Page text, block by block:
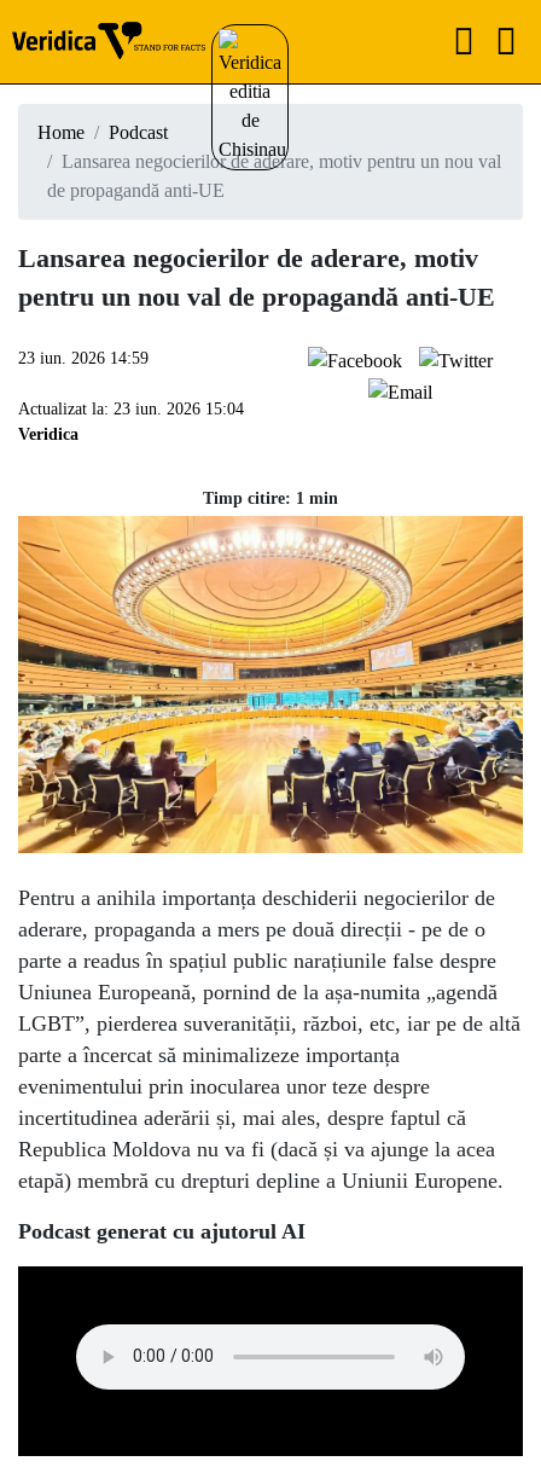
Home
Podcast
Lansarea negocierilor de aderare, motiv pentru un nou val
de propagandă anti-UE
Lansarea negocierilor de aderare, motiv
pentru un nou val de propagandă anti-UE
Pentru a anihila importanța deschiderii negocierilor de
aderare, propaganda a mers pe două direcții - pe de o
parte a readus în spațiul public narațiunile false despre
Uniunea Europeană, pornind de la așa-numita „agendă
LGBT”, pierderea suveranității, război, etc, iar pe de altă
parte a încercat să minimalizeze importanța
evenimentului prin inocularea unor teze despre
incertitudinea aderării și, mai ales, despre faptul că
Republica Moldova nu va fi (dacă și va ajunge la acea
etapă) membră cu drepturi depline a Uniunii Europene.
Podcast generat cu ajutorul AI
23 iun. 2026 14:59
Actualizat la: 23 iun. 2026 15:04
Veridica
Timp citire: 1 min